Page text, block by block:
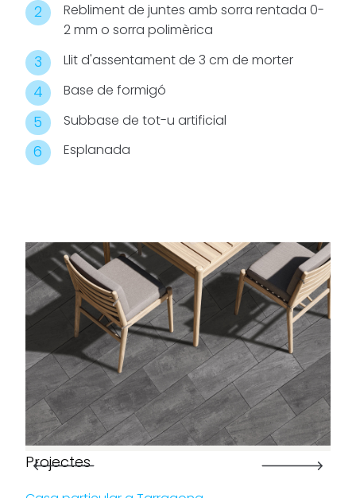
enriqueix el
entorns
Rebliment de juntes amb sorra rentada 0-
2 mm o sorra polimèrica
Llit d'assentament de 3 cm de morter
Base de formigó
Subbase de tot-u artificial
Esplanada
Projectes